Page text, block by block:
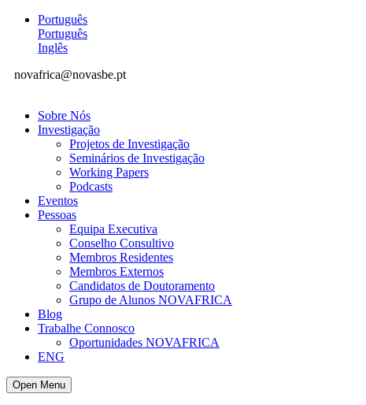
Português
Português
Inglês
novafrica@novasbe.pt
Sobre Nós
Investigação
Projetos de Investigação
Seminários de Investigação
Working Papers
Podcasts
Eventos
Pessoas
Equipa Executiva
Conselho Consultivo
Membros Residentes
Membros Externos
Candidatos de Doutoramento
Grupo de Alunos NOVAFRICA
Blog
Trabalhe Connosco
Oportunidades NOVAFRICA
ENG
Open Menu